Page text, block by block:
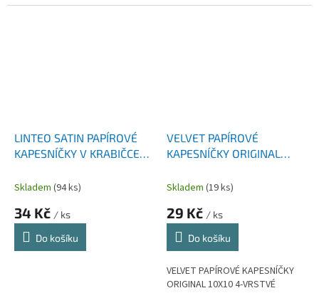
LINTEO SATIN PAPÍROVÉ
KAPESNÍČKY V KRABIČCE
Skladem (94 ks)
34 Kč / ks
Do košíku
VELVET PAPÍROVÉ
KAPESNÍČKY ORIGINAL
Skladem (19 ks)
29 Kč / ks
Do košíku
VELVET PAPÍROVÉ KAPESNÍČKY
ORIGINAL 10X10 4-VRSTVÉ